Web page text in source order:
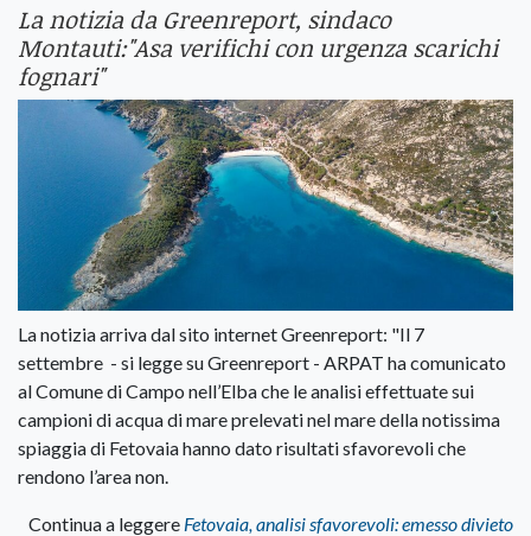
La notizia da Greenreport, sindaco
Montauti:"Asa verifichi con urgenza scarichi
fognari"
La notizia arriva dal sito internet Greenreport: "Il 7
settembre - si legge su Greenreport - ARPAT ha comunicato
al Comune di Campo nell’Elba che le analisi effettuate sui
campioni di acqua di mare prelevati nel mare della notissima
spiaggia di Fetovaia hanno dato risultati sfavorevoli che
rendono l’area non.
Continua a leggere Fetovaia, analisi sfavorevoli: emesso divieto